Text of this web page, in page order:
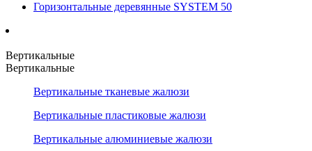
Горизонтальные деревянные SYSTEM 50
Вертикальные
Вертикальные
Вертикальные тканевые жалюзи
Вертикальные пластиковые жалюзи
Вертикальные алюминиевые жалюзи